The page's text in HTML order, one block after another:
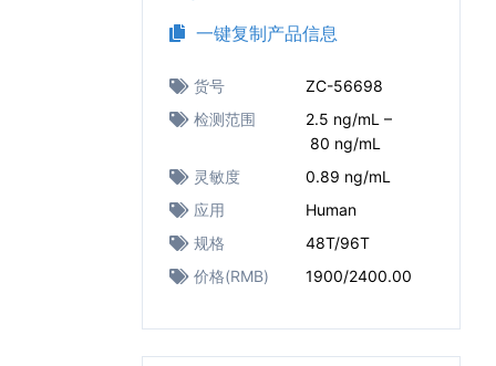
一键复制产品信息
货号
ZC-56698
检测范围
2.5 ng/mL –
80 ng/mL
灵敏度
0.89 ng/mL
应用
Human
规格
48T/96T
价格(RMB)
1900/2400.00